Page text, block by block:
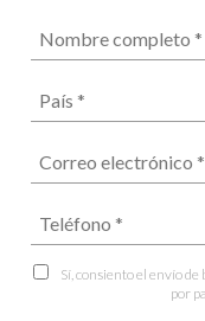
Sí, consiento el envío
por